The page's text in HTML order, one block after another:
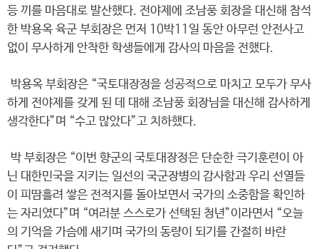
등 끼를 마음대로 발산했다. 전야제에 조남풍 회장을 대신해 참석
한 박용옥 육군 부회장은 먼저 10박11일 동안 아무런 안전사고
없이 무사하게 안착한 학생들에게 감사의 마음을 전했다.
박용옥 부회장은 “국토대장정을 성공적으로 마치고 모두가 무사
하게 전야제를 갖게 된 데 대해 조남풍 회장님을 대신해 감사하게
생각한다”며 “수고 많았다”고 치하했다.
박 부회장은 “이번 향군의 국토대장정은 단순한 극기훈련이 아
닌 대한민국을 지키는 일선의 국군장병의 감사함과 우리 선열들
이 피땀흘려 쌓은 전적지를 돌아보면서 국가의 소중함을 확인하
는 자리였다”며 “여러분 스스로가 선택된 청년”이라면서 “오늘
의 기억을 가슴에 새기며 국가의 동량이 되기를 간절히 바란